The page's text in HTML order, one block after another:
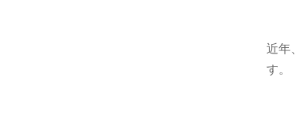
近年
す。